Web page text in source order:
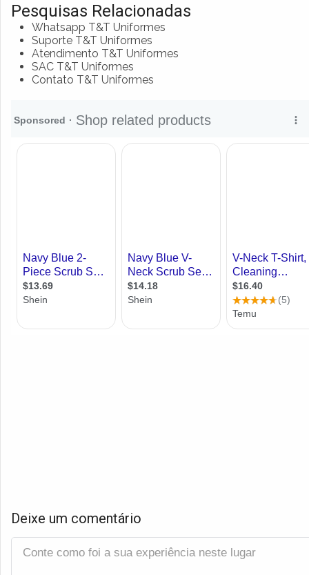
Pesquisas Relacionadas
Whatsapp T&T Uniformes
Suporte T&T Uniformes
Atendimento T&T Uniformes
SAC T&T Uniformes
Contato T&T Uniformes
Deixe um comentário